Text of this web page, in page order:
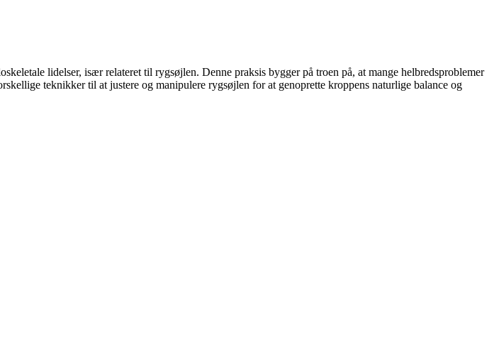
lidelser, især relateret til rygsøjlen. Denne praksis bygger på troen på, at mange helbredsproblemer
teknikker til at justere og manipulere rygsøjlen for at genoprette kroppens naturlige balance og